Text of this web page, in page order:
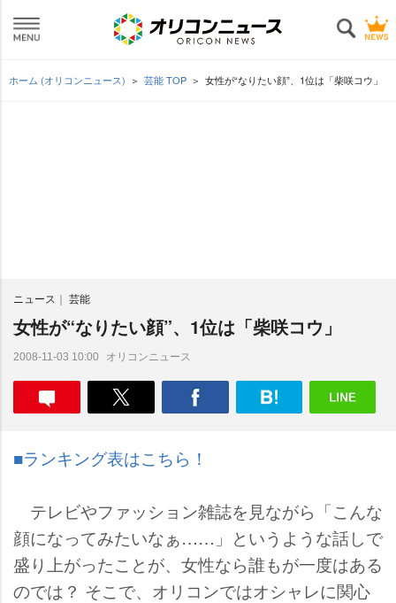
ホーム (オリコンニュース) 芸能 TOP 女性が“なりたい顔”、1位は「柴咲コウ」
ニュース 芸能
女性が“なりたい顔”、1位は「柴咲コウ」
2008-11-03 10:00 オリコンニュース
■ランキング表はこちら！
テレビやファッション雑誌を見ながら「こんな
顔になってみたいなぁ……」というような話しで
盛り上がったことが、女性なら誰もが一度はある
のでは？ そこで、オリコンではオシャレに関心